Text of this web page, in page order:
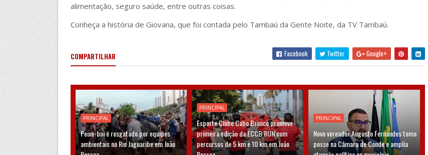
alimentação, seguro saúde, entre outras coisas.
Conheça a história de Giovana, que foi contada pelo Tambaú da Gente Noite, da TV Tambaú.
COMPARTILHAR Facebook Twitter Google+
PRINCIPAL
Peixe-boi é resgatado por equipes
ambientais no Rio Jaguaribe em João
PRINCIPAL
Esporte Clube Cabo Branco promove
primeira edição da ECCB RUN com
percursos de 5 km e 10 km em João
PRINCIPAL
Novo vereador Augusto Fernandes toma
posse na Câmara de Conde e amplia